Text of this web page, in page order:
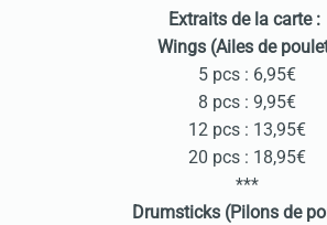
Extraits de la carte :
Wings (Ailes de
5 pcs : 6,95€
8 pcs : 9,95€
12 pcs : 13,95€
20 pcs : 18,95€
***
Drumsticks (Pilons de